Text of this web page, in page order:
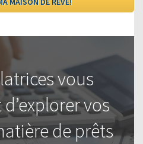
vous
vos
de prêts